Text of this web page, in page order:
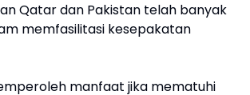
Qatar dan Pakistan telah banyak
memfasilitasi kesepakatan
manfaat jika mematuhi